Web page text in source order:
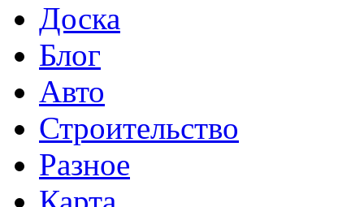
Доска
Блог
Авто
Строительство
Разное